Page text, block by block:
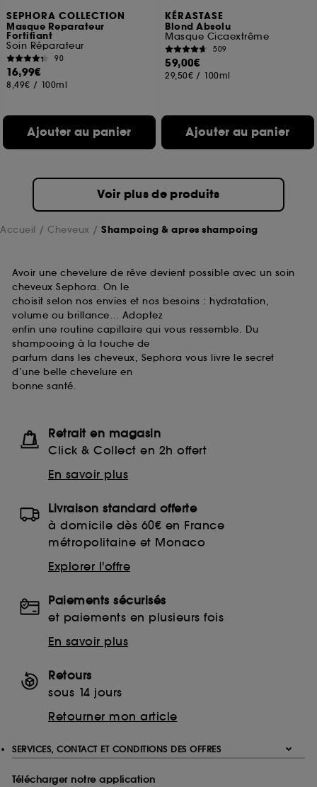
SEPHORA COLLECTION
Masque Reparateur
Fortifiant
Soin Réparateur
90
16,99€
8,49€ / 100ml
Ajouter au panier
KÉRASTASE
Blond Absolu
Masque Cicaextrême
509
59,00€
29,50€ / 100ml
Ajouter au panier
Voir plus de produits
Accueil Cheveux Shampoing & apres shampoing
Avoir une chevelure de rêve devient possible avec un soin
cheveux Sephora. On le
choisit selon nos envies et nos besoins : hydratation,
volume ou brillance… Adoptez
enfin une routine capillaire qui vous ressemble. Du
shampooing à la touche de
parfum dans les cheveux, Sephora vous livre le secret
d’une belle chevelure en
bonne santé.
Retrait en magasin
Click & Collect en 2h offert
En savoir plus
Livraison standard offerte
à domicile dès 60€ en France
métropolitaine et Monaco
Explorer l'offre
Paiements sécurisés
et paiements en plusieurs fois
En savoir plus
Retours
sous 14 jours
Retourner mon article
SERVICES, CONTACT ET CONDITIONS DES OFFRES
Télécharger notre application